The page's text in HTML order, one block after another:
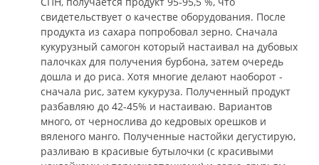
свидетельствует о качестве оборудования. После
продукта из сахара попробовал зерно. Сначала
кукурузный самогон который настаивал на дубовых
палочках для получения бурбона, затем очередь
дошла и до риса. Хотя многие делают наоборот -
сначала рис, затем кукуруза. Полученный продукт
разбавляю до 42-45% и настаиваю. Вариантов
много, от чернослива до кедровых орешков и
вяленого манго. Полученные настойки дегустирую,
разливаю в красивые бутылочки (с красивыми